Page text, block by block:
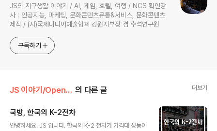
JS의 지구생활 이야기 / AI, 게임, 호텔, 여행 / NCS 확인강
사 : 인공지능, 마케팅, 문화콘텐츠유통&서비스, 문화콘텐츠
제작 / (사)국제미디어예술협회 강원지부장 겸 수석연구원
구독하기
JS 이야기/Open AI 의 다른 글 더보기
국방, ​한국의 K-2전차
안녕하세요. JS 입니다. 한국의 K-2 전차가 가격대 성능이